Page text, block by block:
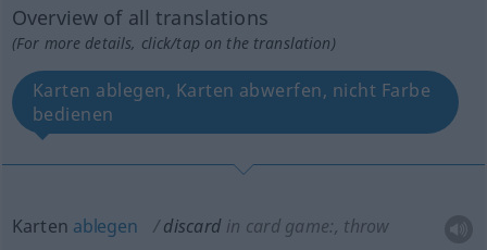
Overview of all translations
(For more details, click/tap on the translation)
Karten ablegen, Karten abwerfen, nicht Farbe
bedienen
Karten ablegen discard in card game:, throw